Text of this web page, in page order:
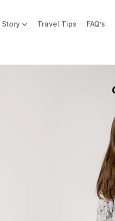
Story Travel Tips FAQ’s